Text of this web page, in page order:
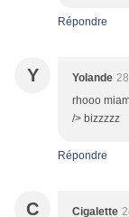
Répondre
Y Yolande
rhooo
/> bizzzzz
Répondre
C Cigalette